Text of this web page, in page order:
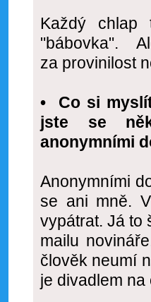
Každý
"bábovka".
za provinilost
• Co si
jste se
anonymními
Anonymními
se ani mně.
vypátrat. Já to
mailu
člověk neumí
je divadlem